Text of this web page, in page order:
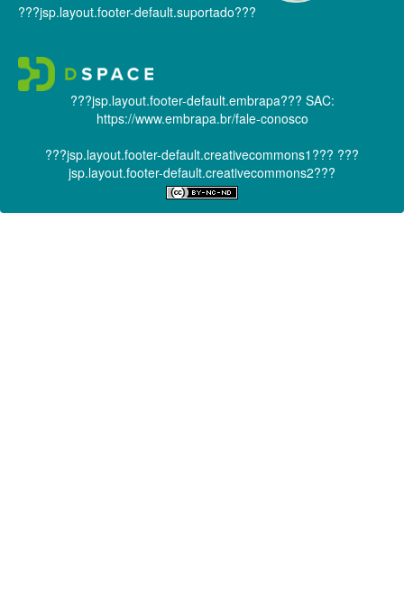
???jsp.layout.footer-default.suportado???
???jsp.layout.footer-default.embrapa??? SAC:
https://www.embrapa.br/fale-conosco
???jsp.layout.footer-default.creativecommons1??? ???
jsp.layout.footer-default.creativecommons2???